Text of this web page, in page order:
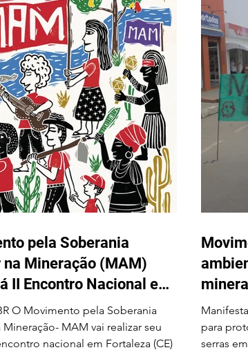
que organiza
rurais e persegue
lutadores populares realizará
Nacional em Ilhéus
junho
pela Soberania
na Mineração (MAM)
II Encontro Nacional em
CE entre os dias 24 e
O Movimento pela Soberania
Mineração- MAM vai realizar seu
nacional em Fortaleza (CE)
para
serras